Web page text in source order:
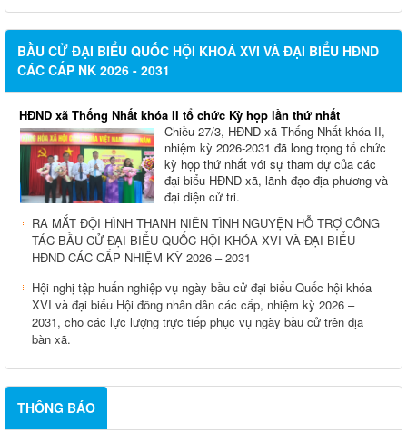
BẦU CỬ ĐẠI BIỂU QUỐC HỘI KHOÁ XVI VÀ ĐẠI BIỂU HĐND
CÁC CẤP NK 2026 - 2031
HĐND xã Thống Nhất khóa II tổ chức Kỳ họp lần thứ nhất
Chiều 27/3, HĐND xã Thống Nhất khóa II,
nhiệm kỳ 2026-2031 đã long trọng tổ chức
kỳ họp thứ nhất với sự tham dự của các
đại biểu HĐND xã, lãnh đạo địa phương và
đại diện cử tri.
RA MẮT ĐỘI HÌNH THANH NIÊN TÌNH NGUYỆN HỖ TRỢ CÔNG
TÁC BẦU CỬ ĐẠI BIỂU QUỐC HỘI KHÓA XVI VÀ ĐẠI BIỂU
HĐND CÁC CẤP NHIỆM KỲ 2026 – 2031
Hội nghị tập huấn nghiệp vụ ngày bầu cử đại biểu Quốc hội khóa
XVI và đại biểu Hội đồng nhân dân các cấp, nhiệm kỳ 2026 –
2031, cho các lực lượng trực tiếp phục vụ ngày bầu cử trên địa
bàn xã.
THÔNG BÁO